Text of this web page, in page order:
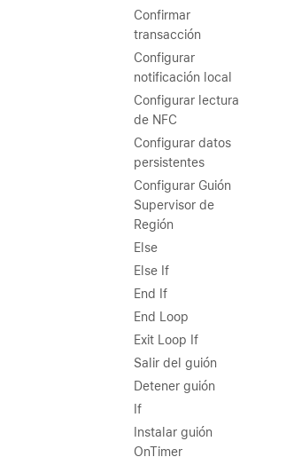
Confirmar
transacción
Configurar
notificación local
Configurar lectura
de NFC
Configurar datos
persistentes
Configurar Guión
Supervisor de
Región
Else
Else If
End If
End Loop
Exit Loop If
Salir del guión
Detener guión
If
Instalar guión
OnTimer